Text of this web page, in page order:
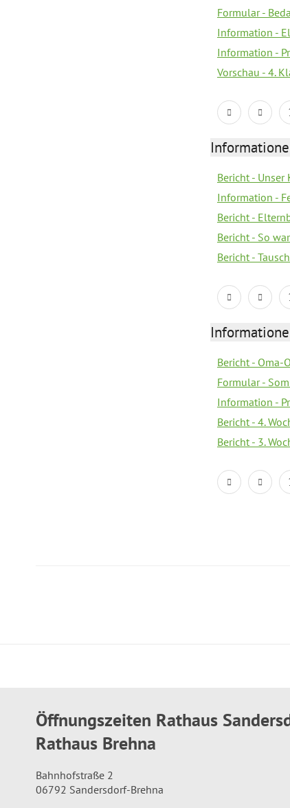
Formular -
Information -
Information -
Vorschau - 4.
Bericht -
Information -
Bericht -
Bericht - So
Bericht -
Bericht - Oma-
Formular -
Information -
Bericht - 4.
Bericht - 3.
Öffnungszeiten Rathaus
Rathaus Brehna
Bahnhofstraße 2
06792 Sandersdorf-Brehna